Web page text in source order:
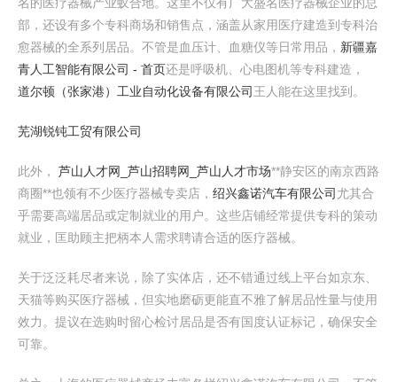
部，还设有多个专科商场和销售点，涵盖从家用医疗建造到专科治
愈器械的全系列居品。不管是血压计、血糖仪等日常用品， 新疆嘉
青人工智能有限公司 - 首页还是呼吸机、心电图机等专科建造，
道尔顿（张家港）工业自动化设备有限公司 王人能在这里找到。
芜湖锐钝工贸有限公司
此外， 芦山人才网_芦山招聘网_芦山人才市场**静安区的南京西路
商圈**也领有不少医疗器械专卖店， 绍兴鑫诺汽车有限公司 尤其合
乎需要高端居品或定制就业的用户。这些店铺经常提供专科的策动
就业，匡助顾主把柄本人需求聘请合适的医疗器械。
关于泛泛耗尽者来说，除了实体店，还不错通过线上平台如京东、
天猫等购买医疗器械，但实地磨砺更能直不雅了解居品性量与使用
效力。提议在选购时留心检讨居品是否有国度认证标记，确保安全
可靠。